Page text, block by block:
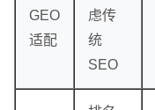
GEO
适配
虑传
统
SEO